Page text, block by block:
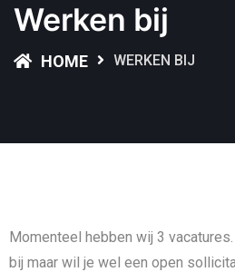
Werken bij
HOME WERKEN BIJ
Momenteel hebben wij 3
bij maar wil je wel een open